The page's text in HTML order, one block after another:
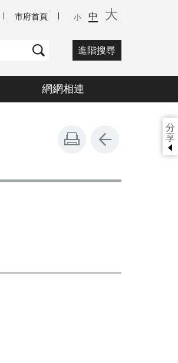
市府首頁 小 中 大
進階搜尋
網網相連
分
享